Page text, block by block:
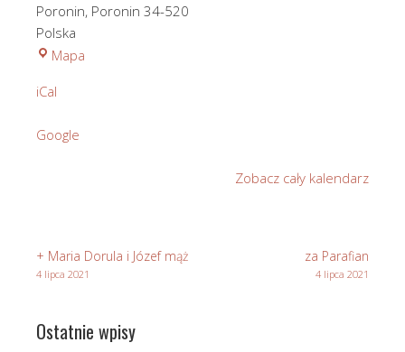
Poronin, Poronin 34-520
Polska
Mapa
iCal
Google
Zobacz cały kalendarz
+ Maria Dorula i Józef mąż
4 lipca 2021
za Parafian
4 lipca 2021
Ostatnie wpisy